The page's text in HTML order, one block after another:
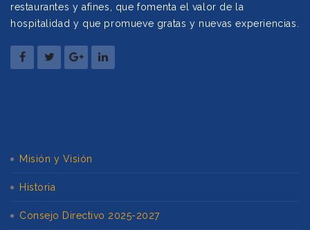
restaurantes y afines, que fomenta el valor de la
hospitalidad y que promueve gratas y nuevas experiencias.
Misión y Visión
Historia
Consejo Directivo 2025-2027